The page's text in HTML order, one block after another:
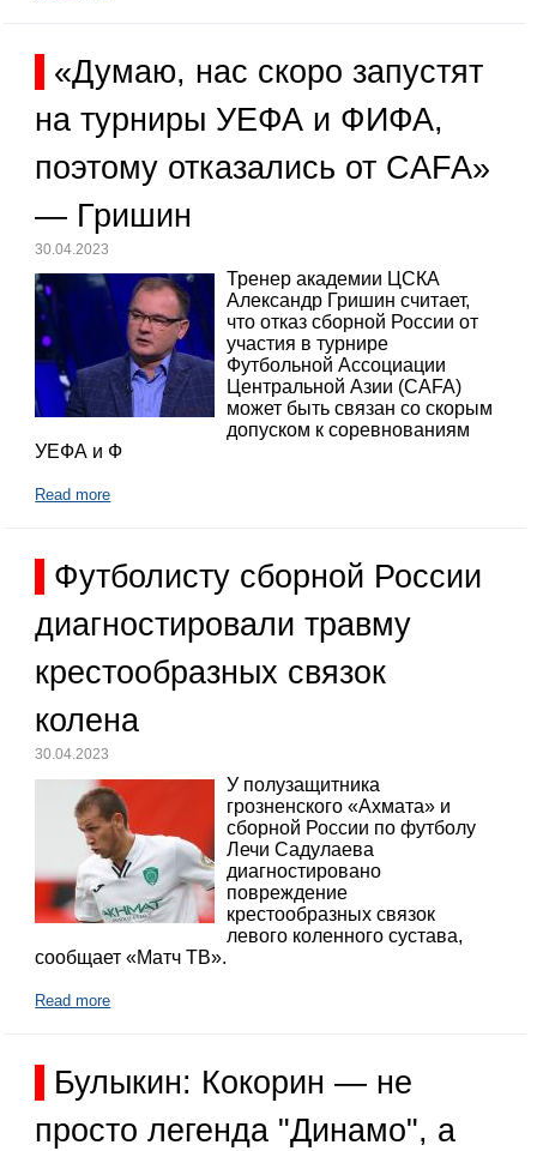
«Думаю, нас скоро запустят
на турниры УЕФА и ФИФА,
поэтому отказались от CAFA»
— Гришин
30.04.2023
Тренер академии ЦСКА
Александр Гришин считает,
что отказ сборной России от
участия в турнире
Футбольной Ассоциации
Центральной Азии (CAFA)
может быть связан со скорым
допуском к соревнованиям
УЕФА и Ф
Read more
Футболисту сборной России
диагностировали травму
крестообразных связок
колена
30.04.2023
У полузащитника
грозненского «Ахмата» и
сборной России по футболу
Лечи Садулаева
диагностировано
повреждение
крестообразных связок
левого коленного сустава,
сообщает «Матч ТВ».
Read more
Булыкин: Кокорин — не
просто легенда "Динамо", а